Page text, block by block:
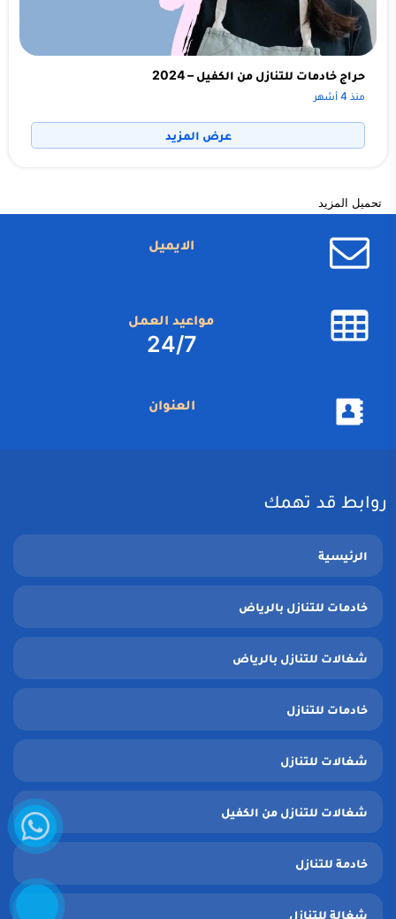
حراج خادمات للتنازل من الكفيل – 2024
منذ 4 أشهر
عرض المزيد
تحميل المزيد
الايميل
مواعيد العمل
24/7
العنوان
روابط قد تهمك
الرئيسية
خادمات للتنازل بالرياض
شغالات للتنازل بالرياض
خادمات للتنازل
شغالات للتنازل
شغالات للتنازل من الكفيل
خادمة للتنازل
شغالة للتنازل
واتساب
الآن